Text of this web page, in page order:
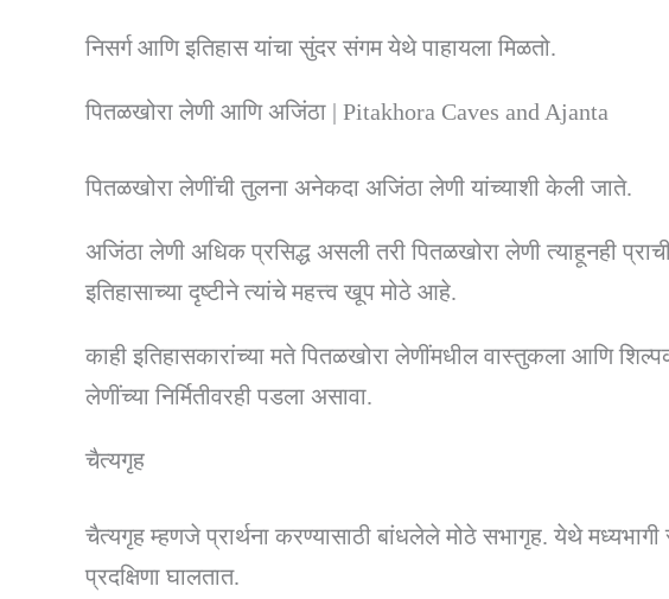
निसर्ग आणि इतिहास यांचा सुंदर संगम येथे पाहायला मिळतो.
पितळखोरा लेणी आणि अजिंठा | Pitakhora Caves and Ajanta
पितळखोरा लेणींची तुलना अनेकदा अजिंठा लेणी यांच्याशी केली जाते.
अजिंठा लेणी अधिक प्रसिद्ध असली तरी पितळखोरा लेणी त्याहूनही
इतिहासाच्या दृष्टीने त्यांचे महत्त्व खूप मोठे आहे.
काही इतिहासकारांच्या मते पितळखोरा लेणींमधील वास्तुकला आणि
लेणींच्या निर्मितीवरही पडला असावा.
चैत्यगृह
चैत्यगृह म्हणजे प्रार्थना करण्यासाठी बांधलेले मोठे सभागृह. येथे
प्रदक्षिणा घालतात.